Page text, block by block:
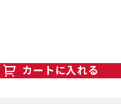
カートに入れる